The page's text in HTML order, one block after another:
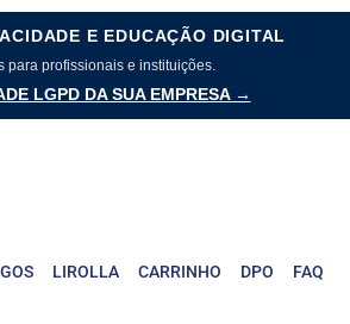
E EDUCAÇÃO DIGITAL
para profissionais e instituições.
LGPD DA SUA EMPRESA →
LIROLLA CARRINHO DPO FAQ